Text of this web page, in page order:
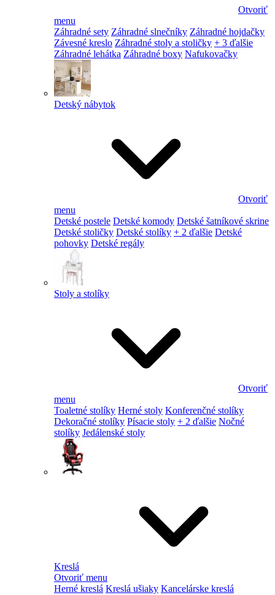
Otvoriť
menu
Záhradné sety Záhradné slnečníky Záhradné hojdačky
Závesné kreslo Záhradné stoly a stoličky + 3 ďalšie
Záhradné lehátka Záhradné boxy Nafukovačky
Detský nábytok
Otvoriť
menu
Detské postele Detské komody Detské šatníkové skrine
Detské stoličky Detské stolíky + 2 ďalšie Detské
pohovky Detské regály
Stoly a stolíky
Otvoriť
menu
Toaletné stolíky Herné stoly Konferenčné stolíky
Dekoračné stolíky Písacie stoly + 2 ďalšie Nočné
stolíky Jedálenské stoly
Kreslá
Otvoriť menu
Herné kreslá Kreslá ušiaky Kancelárske kreslá